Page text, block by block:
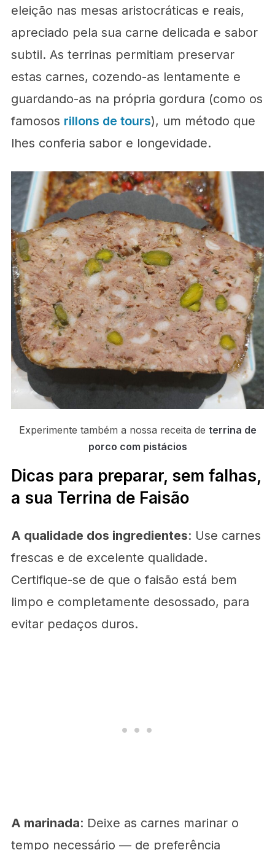
eleição nas mesas aristocráticas e reais,
apreciado pela sua carne delicada e sabor
subtil. As terrinas permitiam preservar
estas carnes, cozendo-as lentamente e
guardando-as na própria gordura (como os
famosos rillons de tours), um método que
lhes conferia sabor e longevidade.
Experimente também a nossa receita de terrina de
porco com pistácios
Dicas para preparar, sem falhas,
a sua Terrina de Faisão
A qualidade dos ingredientes: Use carnes
frescas e de excelente qualidade.
Certifique-se de que o faisão está bem
limpo e completamente desossado, para
evitar pedaços duros.
A marinada: Deixe as carnes marinar o
tempo necessário — de preferência